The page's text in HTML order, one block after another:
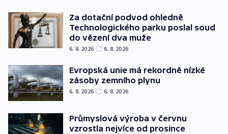
Za dotační podvod ohledně
Technologického parku poslal soud
do vězení dva muže
6. 8. 2026 6. 8. 2026
Evropská unie má rekordně nízké
zásoby zemního plynu
6. 8. 2026 6. 8. 2026
Průmyslová výroba v červnu
vzrostla nejvíce od prosince